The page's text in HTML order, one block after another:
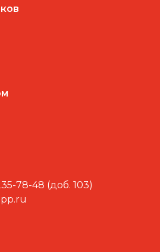
78-48 (доб. 103)